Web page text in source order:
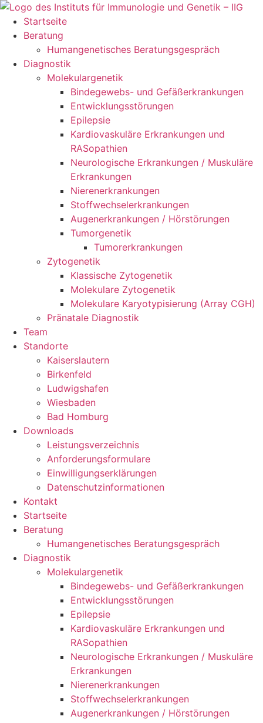
Zum
Inhalt
springen
Startseite
Beratung
Humangenetisches Beratungsgespräch
Diagnostik
Molekulargenetik
Bindegewebs- und Gefäßerkrankungen
Entwicklungsstörungen
Epilepsie
Kardiovaskuläre Erkrankungen und
RASopathien
Neurologische Erkrankungen / Muskuläre
Erkrankungen
Nierenerkrankungen
Stoffwechselerkrankungen
Augenerkrankungen / Hörstörungen
Tumorgenetik
Tumorerkrankungen
Zytogenetik
Klassische Zytogenetik
Molekulare Zytogenetik
Molekulare Karyotypisierung (Array CGH)
Pränatale Diagnostik
Team
Standorte
Kaiserslautern
Birkenfeld
Ludwigshafen
Wiesbaden
Bad Homburg
Downloads
Leistungsverzeichnis
Anforderungsformulare
Einwilligungserklärungen
Datenschutzinformationen
Kontakt
Startseite
Beratung
Humangenetisches Beratungsgespräch
Diagnostik
Molekulargenetik
Bindegewebs- und Gefäßerkrankungen
Entwicklungsstörungen
Epilepsie
Kardiovaskuläre Erkrankungen und
RASopathien
Neurologische Erkrankungen / Muskuläre
Erkrankungen
Nierenerkrankungen
Stoffwechselerkrankungen
Augenerkrankungen / Hörstörungen